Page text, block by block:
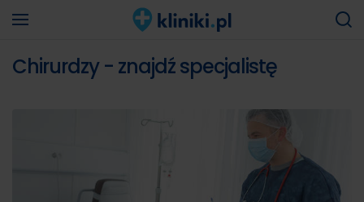
Chirurdzy - znajdź specjalistę